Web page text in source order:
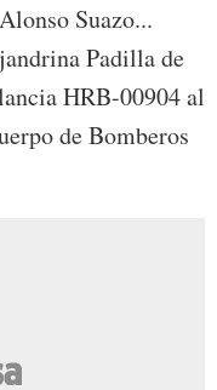
Suazo...
Padilla de
HRB-00904 al
de Bomberos